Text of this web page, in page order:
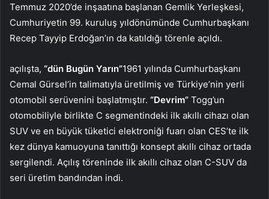
Temmuz 2020’de inşaatına başlanan Gemlik Yerleşkesi,
Cumhuriyetin 99. kuruluş yıldönümünde Cumhurbaşkanı
Recep Tayyip Erdoğan’ın da katıldığı törenle açıldı.
açılışta, “dün Bugün Yarın”1961 yılında Cumhurbaşkanı
Cemal Gürsel’in talimatıyla üretilmiş ve Türkiye’nin yerli
otomobil serüvenini başlatmıştır. “Devrim” Togg’un
otomobiliyle birlikte C segmentindeki ilk akıllı cihazı olan
SUV ve en büyük tüketici elektroniği fuarı olan CES’te ilk
kez dünya kamuoyuna tanıttığı konsept akıllı cihaz ortada
sergilendi. Açılış töreninde ilk akıllı cihaz olan C-SUV da
seri üretim bandından indi.